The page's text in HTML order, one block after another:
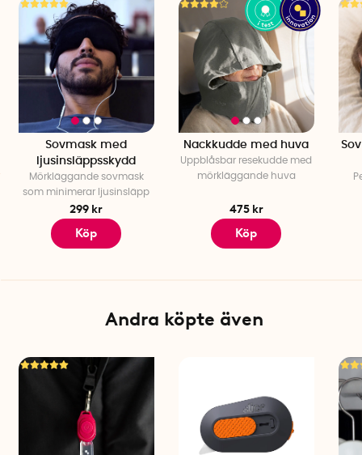
Material: Elastan, polyester
Färg: Svart
Skötselråd: Torka av med fuktig trasa
Antal per förpackning: 1 st
Sovmask med
ljusinsläppsskydd
Mörkläggande sovmask
som minimerar ljusinsläpp
299 kr
Köp
Nackkudde med huva
Uppblåsbar resekudde med
mörkläggande huva
475 kr
Köp
Andra köpte även